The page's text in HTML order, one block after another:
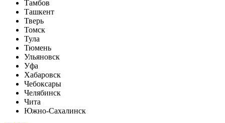
Тамбов
Ташкент
Тверь
Томск
Тула
Тюмень
Ульяновск
Уфа
Хабаровск
Чебоксары
Челябинск
Чита
Южно-Сахалинск